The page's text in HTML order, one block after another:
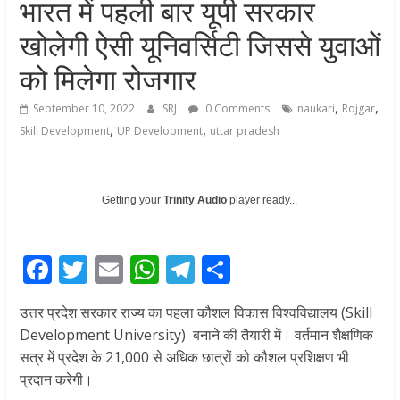
भारत में पहली बार यूपी सरकार
खोलेगी ऐसी यूनिवर्सिटी जिससे युवाओं
को मिलेगा रोजगार
September 10, 2022 SRJ 0 Comments naukari, Rojgar,
Skill Development, UP Development, uttar pradesh
Getting your Trinity Audioplayer ready...
F
ac
e
b
o
T
itt
er
E
ai
l
W
at
s
T
el
e
gr
S
h
ar
e
उत्तर प्रदेश सरकार राज्य का पहला कौशल विकास विश्वविद्यालय (Skill
Development University) बनाने की तैयारी में। वर्तमान शैक्षणिक
सत्र में प्रदेश के 21,000 से अधिक छात्रों को कौशल प्रशिक्षण भी
प्रदान करेगी।